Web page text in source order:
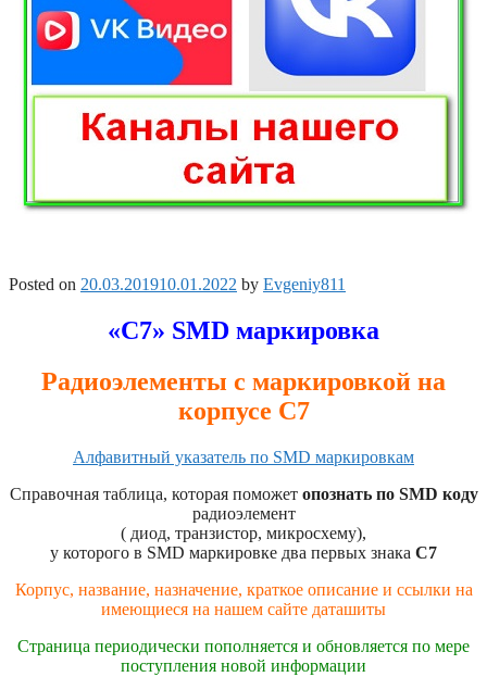
Posted on 20.03.201910.01.2022 by Evgeniy811
«С7» SMD маркировка
Радиоэлементы с маркировкой на
корпусе С7
Алфавитный указатель по SMD маркировкам
Справочная таблица, которая поможет опознать по SMD коду
радиоэлемент
( диод, транзистор, микросхему),
у которого в SMD маркировке два первых знака C7
Корпус, название, назначение, краткое описание и ссылки на
имеющиеся на нашем сайте даташиты
Страница периодически пополняется и обновляется по мере
поступления новой информации